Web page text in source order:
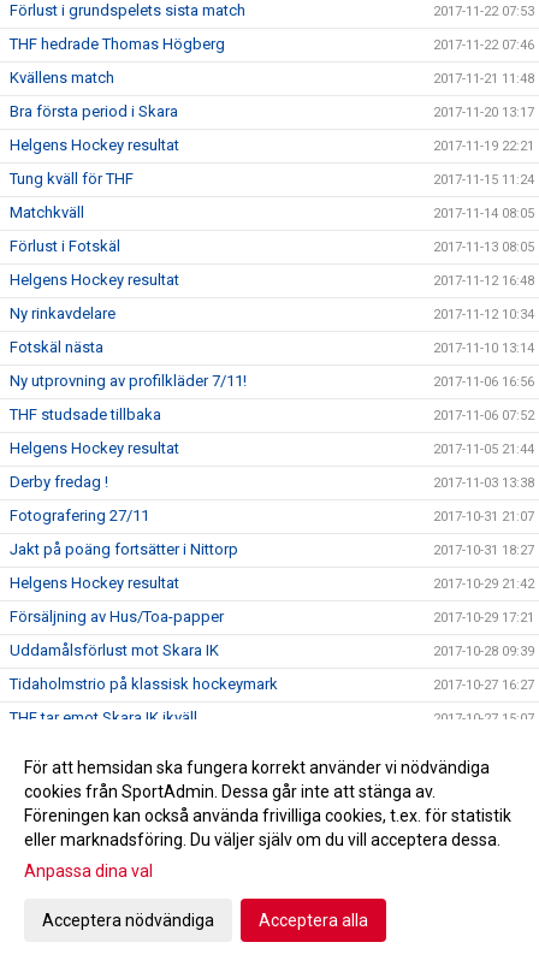
Förlust i grundspelets sista match 2017-11-22 07:53
THF hedrade Thomas Högberg 2017-11-22 07:46
Kvällens match 2017-11-21 11:48
Bra första period i Skara 2017-11-20 13:17
Helgens Hockey resultat 2017-11-19 22:21
Tung kväll för THF 2017-11-15 11:24
Matchkväll 2017-11-14 08:05
Förlust i Fotskäl 2017-11-13 08:05
Helgens Hockey resultat 2017-11-12 16:48
Ny rinkavdelare 2017-11-12 10:34
Fotskäl nästa 2017-11-10 13:14
Ny utprovning av profilkläder 7/11! 2017-11-06 16:56
THF studsade tillbaka 2017-11-06 07:52
Helgens Hockey resultat 2017-11-05 21:44
Derby fredag ! 2017-11-03 13:38
Fotografering 27/11 2017-10-31 21:07
Jakt på poäng fortsätter i Nittorp 2017-10-31 18:27
Helgens Hockey resultat 2017-10-29 21:42
Försäljning av Hus/Toa-papper 2017-10-29 17:21
Uddamålsförlust mot Skara IK 2017-10-28 09:39
Tidaholmstrio på klassisk hockeymark 2017-10-27 16:27
THF tar emot Skara IK ikväll 2017-10-27 15:07
Förlust i Lidköping
Helgens Hockey resultat 2017-10-22 21:24
A-laget spelar borta mot HC Lidköping
Trissbolaget!!!
Seger i hemmapremiären!
För att hemsidan ska fungera korrekt använder vi nödvändiga
cookies från SportAdmin. Dessa går inte att stänga av.
Föreningen kan också använda frivilliga cookies, t.ex. för statistik
eller marknadsföring. Du väljer själv om du vill acceptera dessa.
Anpassa dina val
Acceptera nödvändiga Acceptera alla